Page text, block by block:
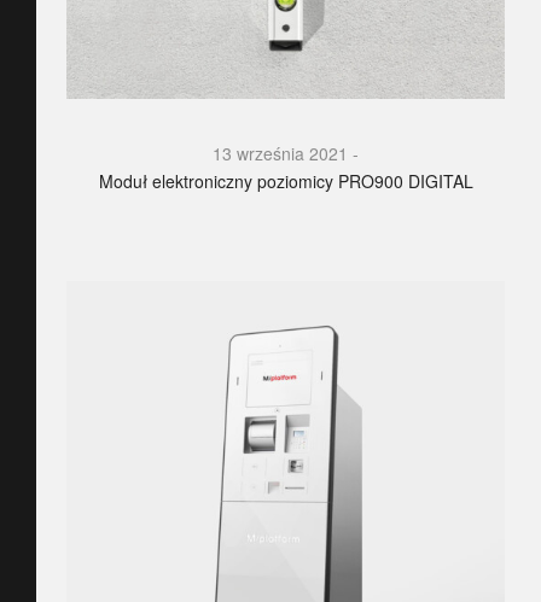
13 września 2021
Moduł elektroniczny poziomicy PRO900 DIGITAL